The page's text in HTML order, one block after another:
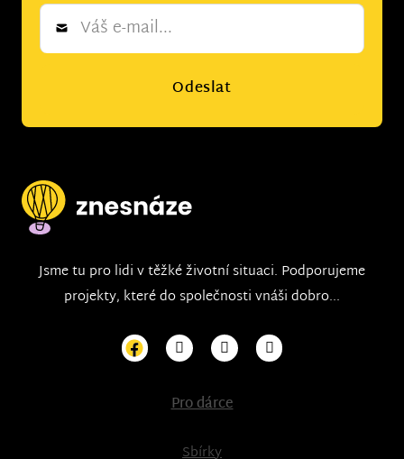
Newsletter
Odeslat
Jsme tu pro lidi v těžké životní situaci. Podporujeme
projekty, které do společnosti vnáši dobro...
Pro dárce
Sbírky